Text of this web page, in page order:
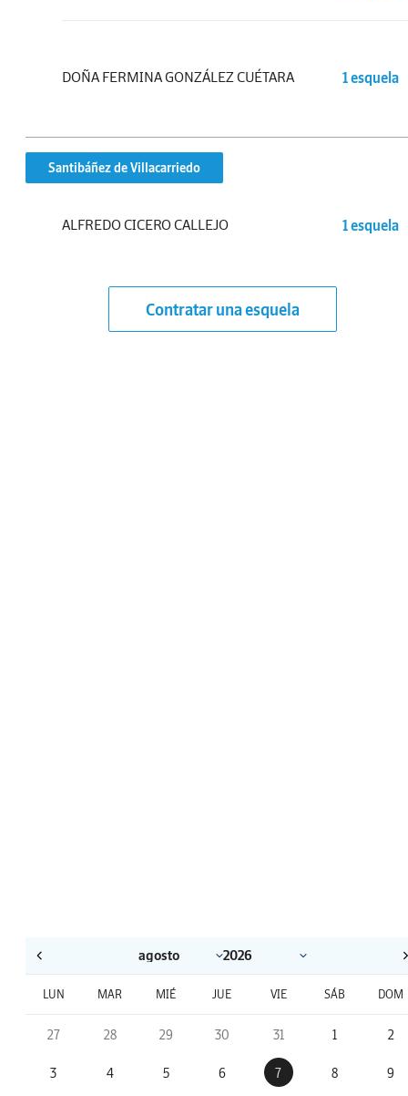
DOÑA FERMINA GONZÁLEZ CUÉTARA 1 esquela
Santibáñez de Villacarriedo
ALFREDO CICERO CALLEJO 1 esquela
Contratar una esquela
LUN MAR MIÉ JUE VIE SÁB DOM
27 28 29 30 31 1 2
3 4 5 6 7 8 9